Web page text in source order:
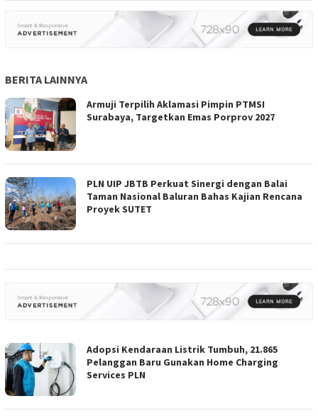
BERITA LAINNYA
Armuji Terpilih Aklamasi Pimpin PTMSI
Surabaya, Targetkan Emas Porprov 2027
PLN UIP JBTB Perkuat Sinergi dengan Balai
Taman Nasional Baluran Bahas Kajian Rencana
Proyek SUTET
Adopsi Kendaraan Listrik Tumbuh, 21.865
Pelanggan Baru Gunakan Home Charging
Services PLN